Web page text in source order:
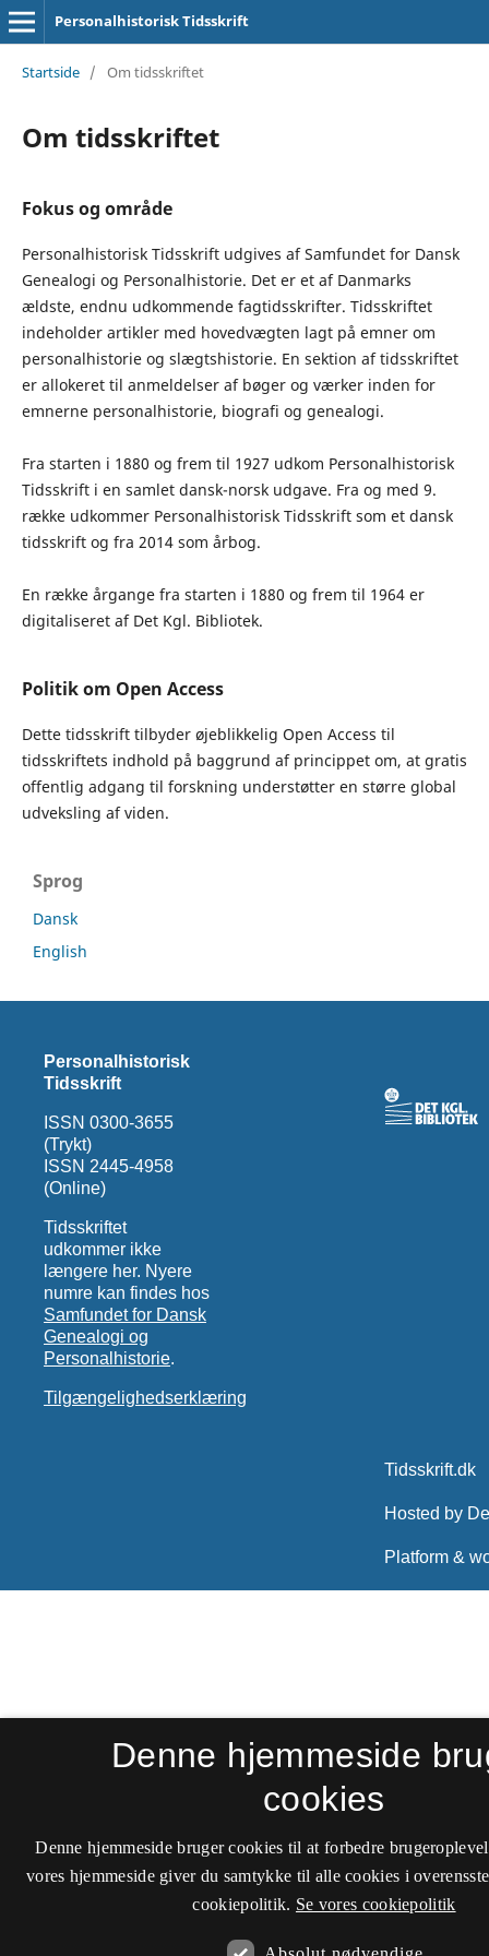
Personalhistorisk Tidsskrift
Startside / Om tidsskriftet
Om tidsskriftet
Fokus og område
Personalhistorisk Tidsskrift udgives af Samfundet for Dansk
Genealogi og Personalhistorie. Det er et af Danmarks
ældste, endnu udkommende fagtidsskrifter. Tidsskriftet
indeholder artikler med hovedvægten lagt på emner om
personalhistorie og slægtshistorie. En sektion af tidsskriftet
er allokeret til anmeldelser af bøger og værker inden for
emnerne personalhistorie, biografi og genealogi.
Fra starten i 1880 og frem til 1927 udkom Personalhistorisk
Tidsskrift i en samlet dansk-norsk udgave. Fra og med 9.
række udkommer Personalhistorisk Tidsskrift som et dansk
tidsskrift og fra 2014 som årbog.
En række årgange fra starten i 1880 og frem til 1964 er
digitaliseret af Det Kgl. Bibliotek.
Politik om Open Access
Dette tidsskrift tilbyder øjeblikkelig Open Access til
tidsskriftets indhold på baggrund af princippet om, at gratis
offentlig adgang til forskning understøtter en større global
udveksling af viden.
Sprog
Dansk
English
Personalhistorisk
Tidsskrift
ISSN 0300-3655
(Trykt)
ISSN 2445-4958
(Online)
Tidsskriftet
udkommer ikke
længere her. Nyere
numre kan findes hos
Samfundet for Dansk
Genealogi og
Personalhistorie.
Tilgængelighedserklæring
Denne hjemmeside
cookies
Denne hjemmeside bruger cookies til at forbedre
vores hjemmeside giver du samtykke til alle cookies i
cookiepolitik. Se vores cookiepolitik